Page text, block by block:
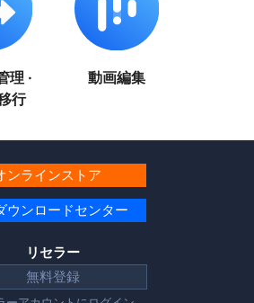
理 ·
行
動画編集
ンラインストア
ウンロードセンター
リセラー
無料登録